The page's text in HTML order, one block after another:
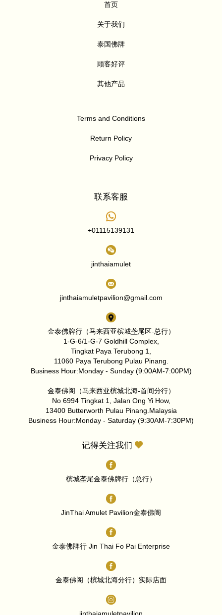
首页
关于我们
泰国佛牌
顾客好评
其他产品
Terms and Conditions
Return Policy
Privacy Policy
联系客服
+01115139131
jinthaiamulet
jinthaiamuletpavilion@gmail.com
金泰佛牌行（马来西亚槟城垄尾区-总行）
1-G-6/1-G-7 Goldhill Complex,
Tingkat Paya Terubong 1,
11060 Paya Terubong Pulau Pinang.
Business Hour:Monday - Sunday (9:00AM-7:00PM)
金泰佛阁（马来西亚槟城北海-首间分行）
No 6994 Tingkat 1, Jalan Ong Yi How,
13400 Butterworth Pulau Pinang.Malaysia
Business Hour:Monday - Saturday (9:30AM-7:30PM)
记得关注我们
槟城垄尾金泰佛牌行（总行）
JinThai Amulet Pavilion金泰佛阁
金泰佛牌行 Jin Thai Fo Pai Enterprise
金泰佛阁（槟城北海分行）实际店面